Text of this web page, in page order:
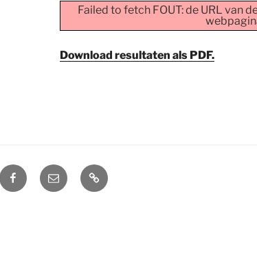
Failed to fetch FOUT: de URL van
Download resultaten als PDF.
Facebook
Arkebuze
E-
mail
Privacyverklaring